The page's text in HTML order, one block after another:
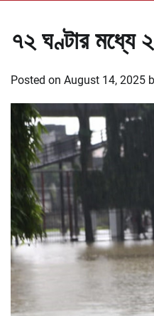
৭২ ঘণ্টার মধ্যে
Posted on August 14, 2025